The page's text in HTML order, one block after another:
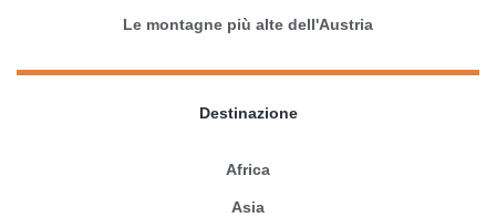
Le montagne più alte dell'Austria
Destinazione
Africa
Asia